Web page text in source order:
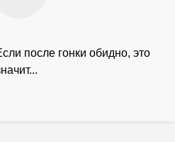
после гонки обидно, это